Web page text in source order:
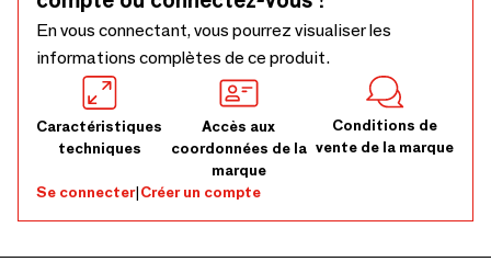
En vous connectant, vous pourrez visualiser les
informations complètes de ce produit.
Caractéristiques
techniques
Accès aux
coordonnées de la
marque
Conditions de
vente de la marque
Se connecter|Créer un compte